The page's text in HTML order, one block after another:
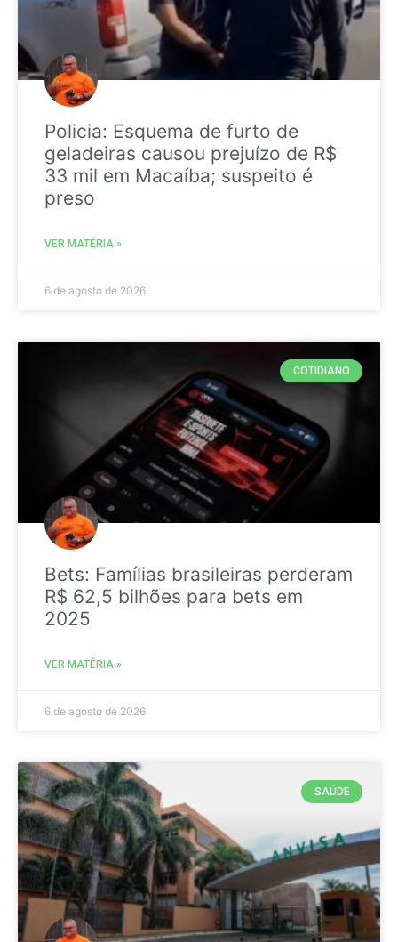
Policia: Esquema de furto de
geladeiras causou prejuízo de R$
33 mil em Macaíba; suspeito é
preso
VER MATÉRIA »
6 de agosto de 2026
COTIDIANO
Bets: Famílias brasileiras perderam
R$ 62,5 bilhões para bets em
2025
VER MATÉRIA »
6 de agosto de 2026
SAÚDE